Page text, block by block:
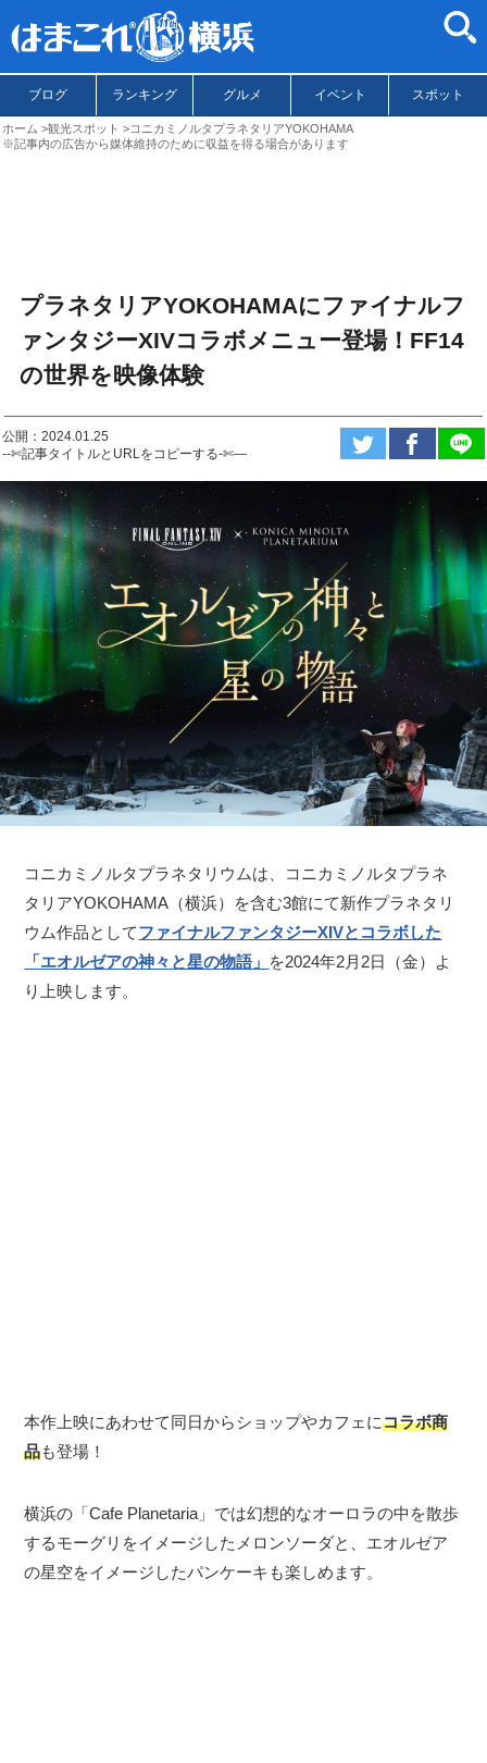
ブログ ランキング グルメ イベント スポット
ホーム 観光スポット
コニカミノルタプラネタリアYOKOHAMA
※記事内の広告から媒体維持のために収益を得る場合があります
プラネタリアYOKOHAMAにファイナルフ
ァンタジーXIVコラボメニュー登場！FF14
の世界を映像体験
公開：2024.01.25
--✄記事タイトルとURLをコピーする-✄—
コニカミノルタプラネタリウムは、コニカミノルタプラネ
タリアYOKOHAMA（横浜）を含む3館にて新作プラネタリ
ウム作品としてファイナルファンタジーXIVとコラボした
「エオルゼアの神々と星の物語」 を2024年2月2日（金）よ
り上映します。
本作上映にあわせて同日からショップやカフェにコラボ商
品も登場！
横浜の「Cafe Planetaria」では幻想的なオーロラの中を散歩
するモーグリをイメージしたメロンソーダと、エオルゼア
の星空をイメージしたパンケーキも楽しめます。